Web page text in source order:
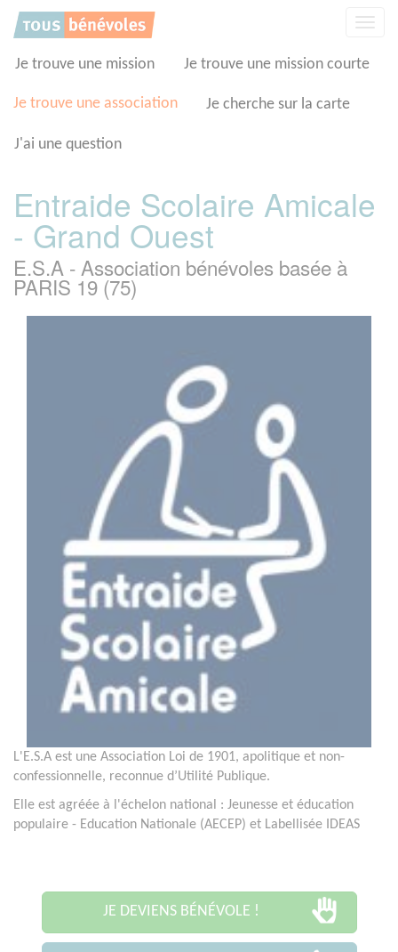
Je trouve une mission Je trouve une mission courte
Je trouve une association Je cherche sur la carte
J'ai une question
Entraide Scolaire Amicale
- Grand Ouest
E.S.A - Association bénévoles basée à
PARIS 19 (75)
L'E.S.A est une Association Loi de 1901, apolitique et non-
confessionnelle, reconnue d’Utilité Publique.
Elle est agréée à l'échelon national : Jeunesse et éducation
populaire - Education Nationale (AECEP) et Labellisée IDEAS
JE DEVIENS BÉNÉVOLE !
Panneau de gestion des cookies